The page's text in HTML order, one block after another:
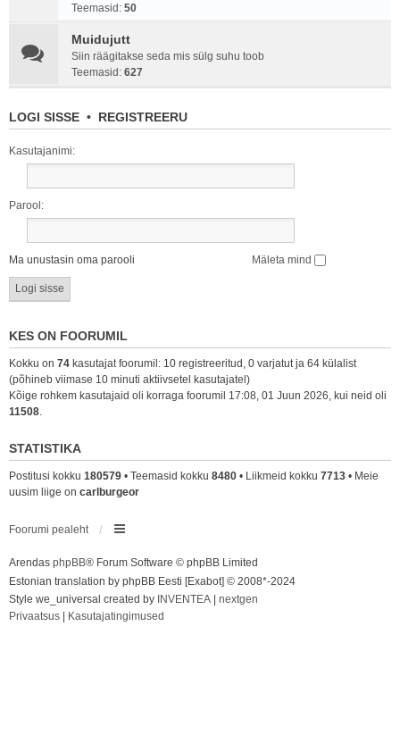
Teemasid: 50
Muidujutt
Siin räägitakse seda mis sülg suhu toob
Teemasid: 627
LOGI SISSE • REGISTREERU
Kasutajanimi:
Parool:
Ma unustasin oma parooli Mäleta mind
KES ON FOORUMIL
Kokku on 74 kasutajat foorumil: 10 registreeritud, 0 varjatut ja 64 külalist
(põhineb viimase 10 minuti aktiivsetel kasutajatel)
Kõige rohkem kasutajaid oli korraga foorumil 17:08, 01 Juun 2026, kui neid oli
11508
STATISTIKA
Postitusi kokku 180579 • Teemasid kokku 8480 • Liikmeid kokku 7713 • Meie
uusim liige on carlburgeor
Foorumi pealeht
Arendas phpBB® Forum Software © phpBB Limited
Estonian translation by phpBB Eesti [Exabot] © 2008*-2024
Style we_universal created by INVENTEA | nextgen
Privaatsus | Kasutajatingimused